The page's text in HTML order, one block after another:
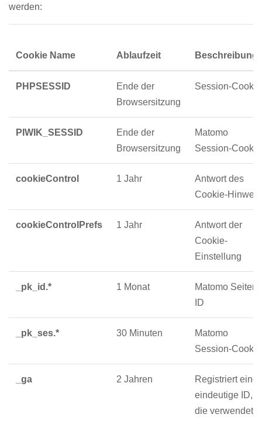
werden:
Cookie Name Ablaufzeit Beschreibung
PHPSESSID
Ende der
Browsersitzung
Session-Cookie
PIWIK_SESSID
Ende der
Browsersitzung
Matomo
Session-Cookie
cookieControl 1 Jahr
Antwort des
Cookie-Hinweis
cookieControlPrefs 1 Jahr
Antwort der
Cookie-
Einstellung
_pk_id.* 1 Monat
Matomo Seiten-
ID
_pk_ses.* 30 Minuten
Matomo
Session-Cookie
_ga 2 Jahren
Registriert eine
eindeutige ID,
die verwendet